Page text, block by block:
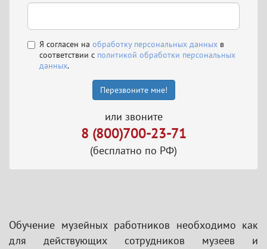
Я согласен на обработку персональных данных в
соответствии с политикой обработки персональных
данных.
Перезвоните мне!
или звоните
8 (800)700-23-71
(бесплатно по РФ)
Обучение музейных работников необходимо как
для действующих сотрудников музеев и